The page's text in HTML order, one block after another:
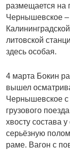
размещается на
Чернышевское –
литовской
здесь особая.
4 марта Бокин
вышел
Чернышевское с
грузового
хвосту состава
серьёзную
раме. Вагон с